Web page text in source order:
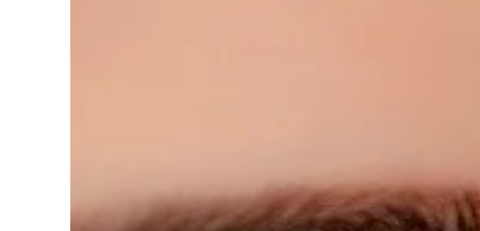
13 | 07 | 2019
Zakładamy bar szybkiej obsługi – o